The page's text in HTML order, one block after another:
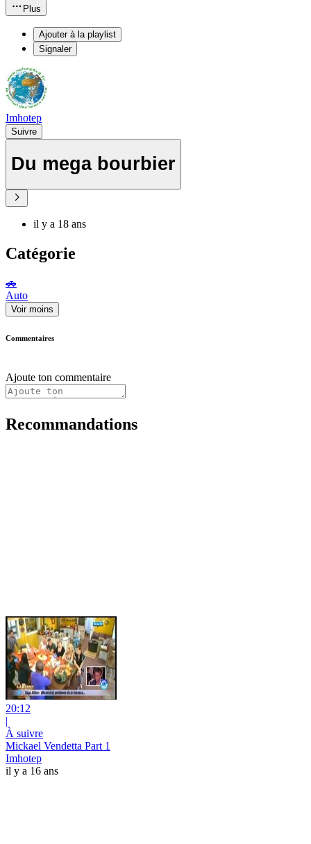
Plus
Ajouter à la playlist
Signaler
Imhotep
Suivre
Du mega bourbier
il y a 18 ans
Catégorie
🚗
Auto
Voir moins
Commentaires
Ajoute ton commentaire
Recommandations
20:12
|
À suivre
Mickael Vendetta Part 1
Imhotep
il y a 16 ans